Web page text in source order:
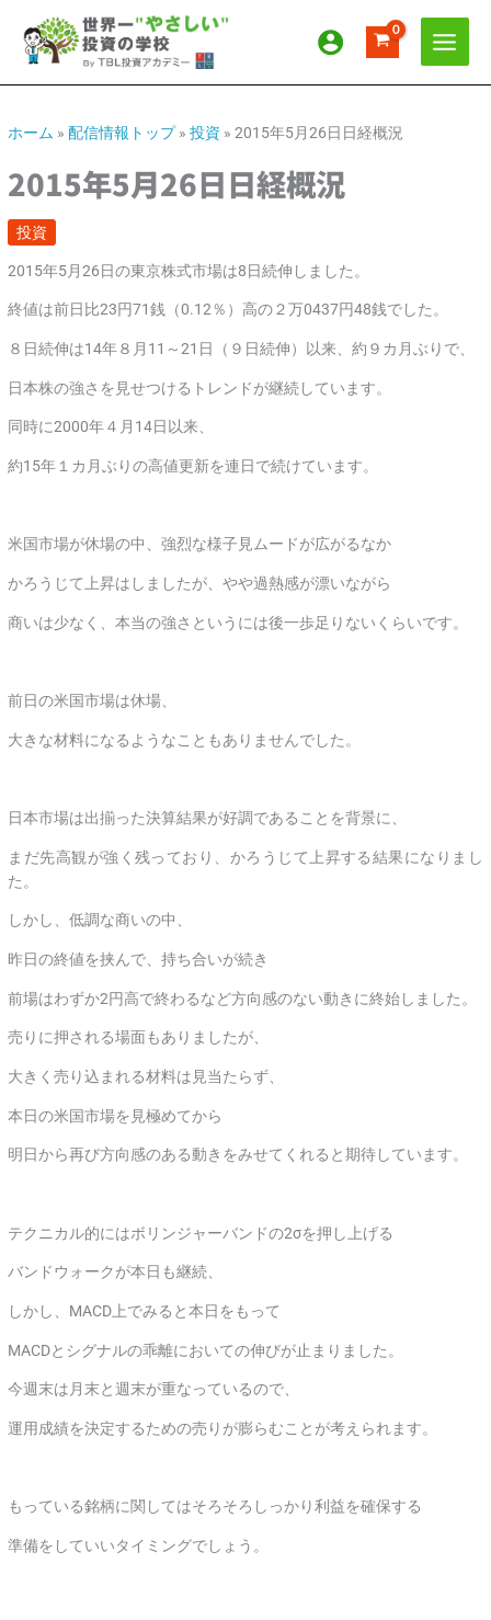
ス
ッホーム »配信情報トップ»投資 »2015年5月26日日経概況
2015年5月26日日経概況
投資
2015年5月26日の東京株式市場は8日続伸しました。
終値は前日比23円71銭（0.12％）高の２万0437円48銭でした。
８日続伸は14年８月11～21日（９日続伸）以来、約９カ月ぶりで、
日本株の強さを見せつけるトレンドが継続しています。
同時に2000年４月14日以来、
約15年１カ月ぶりの高値更新を連日で続けています。
米国市場が休場の中、強烈な様子見ムードが広がるなか
かろうじて上昇はしましたが、やや過熱感が漂いながら
商いは少なく、本当の強さというには後一歩足りないくらいです。
前日の米国市場は休場、
大きな材料になるようなこともありませんでした。
日本市場は出揃った決算結果が好調であることを背景に、
まだ先高観が強く残っており、かろうじて上昇する結果になりまし
た。
しかし、低調な商いの中、
昨日の終値を挟んで、持ち合いが続き
前場はわずか2円高で終わるなど方向感のない動きに終始しました。
売りに押される場面もありましたが、
大きく売り込まれる材料は見当たらず、
本日の米国市場を見極めてから
明日から再び方向感のある動きをみせてくれると期待しています。
テクニカル的にはボリンジャーバンドの2σを押し上げる
バンドウォークが本日も継続、
しかし、MACD上でみると本日をもって
MACDとシグナルの乖離においての伸びが止まりました。
今週末は月末と週末が重なっているので、
運用成績を決定するための売りが膨らむことが考えられます。
もっている銘柄に関してはそろそろしっかり利益を確保する
準備をしていいタイミングでしょう。
ー
ブ
テ
ー